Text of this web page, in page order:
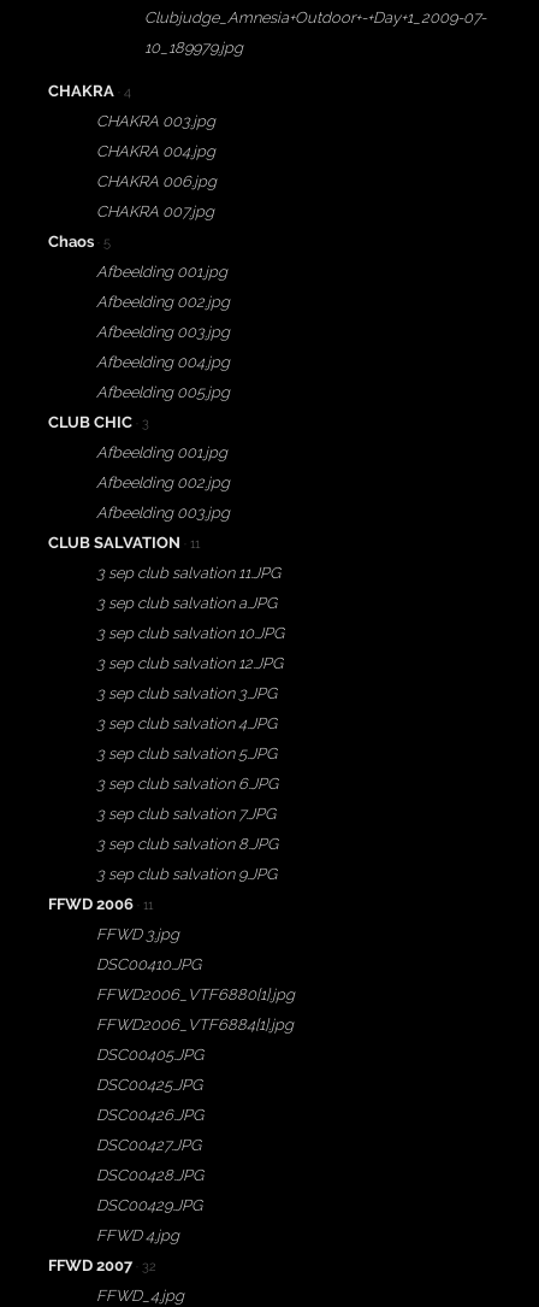
Clubjudge_Amnesia+Outdoor+-+Day+1_2009-07-
10_189979.jpg
CHAKRA · 4
CHAKRA 003.jpg
CHAKRA 004.jpg
CHAKRA 006.jpg
CHAKRA 007.jpg
Chaos
· 5
Afbeelding 001.jpg
Afbeelding 002.jpg
Afbeelding 003.jpg
Afbeelding 004.jpg
Afbeelding 005.jpg
CLUB CHIC
· 3
Afbeelding 001.jpg
Afbeelding 002.jpg
Afbeelding 003.jpg
CLUB SALVATION
· 11
3 sep club salvation 11.JPG
3 sep club salvation a.JPG
3 sep club salvation 10.JPG
3 sep club salvation 12.JPG
3 sep club salvation 3.JPG
3 sep club salvation 4.JPG
3 sep club salvation 5.JPG
3 sep club salvation 6.JPG
3 sep club salvation 7.JPG
3 sep club salvation 8.JPG
3 sep club salvation 9.JPG
FFWD 2006
· 11
FFWD 3.jpg
DSC00410.JPG
FFWD2006_VTF6880[1].jpg
FFWD2006_VTF6884[1].jpg
DSC00405.JPG
DSC00425.JPG
DSC00426.JPG
DSC00427.JPG
DSC00428.JPG
DSC00429.JPG
FFWD 4.jpg
FFWD 2007
· 32
FFWD_4.jpg